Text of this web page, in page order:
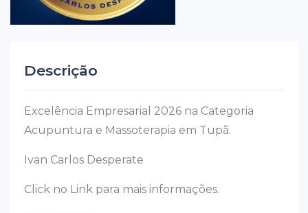
Descrição
Excelência Empresarial 2026 na Categoria
Acupuntura e Massoterapia em Tupã.
Ivan Carlos Desperate
Click no Link para mais informações.